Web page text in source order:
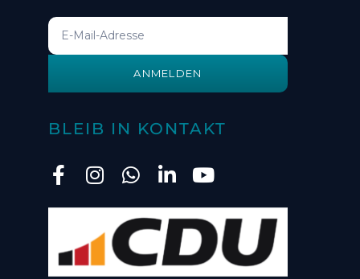
ANMELDEN
BLEIB IN KONTAKT